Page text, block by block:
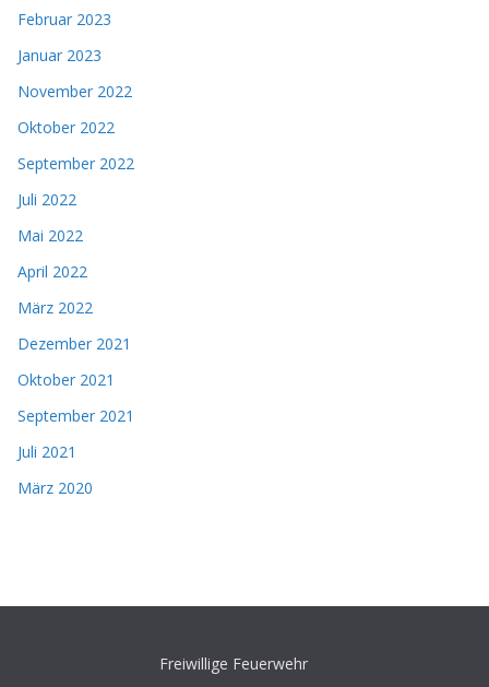
Februar 2023
Januar 2023
November 2022
Oktober 2022
September 2022
Juli 2022
Mai 2022
April 2022
März 2022
Dezember 2021
Oktober 2021
September 2021
Juli 2021
März 2020
Freiwillige Feuerwehr